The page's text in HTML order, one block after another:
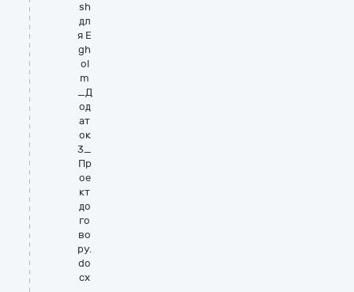
sh
дл
я E
gh
ol
m
_Д
од
ат
ок
3_
Пр
ое
кт
до
го
во
ру.
do
cx